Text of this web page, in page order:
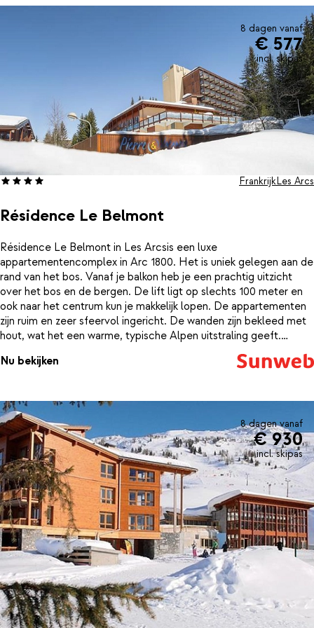
8 dagen vanaf
€ 577
incl. skipas
Résidence Le Belmont
FrankrijkLes Arcs
Résidence Le Belmont in Les Arcsis een luxe
appartementencomplex in Arc 1800. Het is uniek gelegen aan de
rand van het bos. Vanaf je balkon heb je een prachtig uitzicht
over het bos en de bergen. De lift ligt op slechts 100 meter en
ook naar het centrum kun je makkelijk lopen. De appartementen
zijn ruim en zeer sfeervol ingericht. De wanden zijn bekleed met
hout, wat het een warme, typische Alpen uitstraling geeft.
Verder zijn de appartementen modern ingericht met oog voor
detail. De uitstekende ligging en de gezellige sfeer van deze
Nu bekijken
8 dagen vanaf
€ 930
incl. skipas